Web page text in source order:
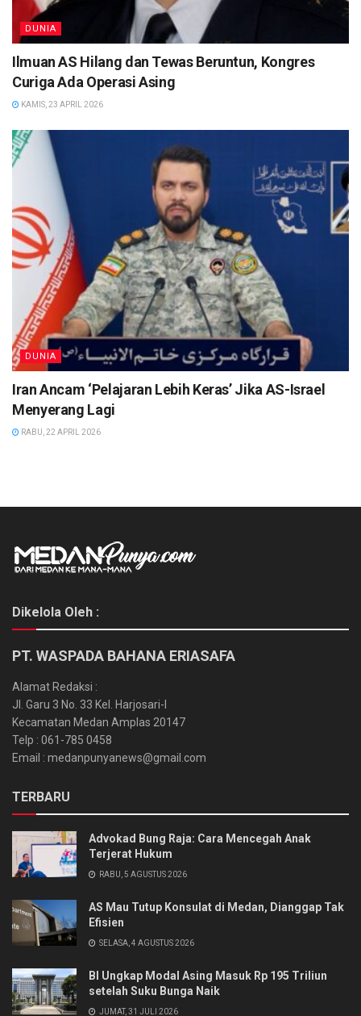
DUNIA
Ilmuan AS Hilang dan Tewas Beruntun, Kongres
Curiga Ada Operasi Asing
KAMIS, 23 APRIL 2026
DUNIA
Iran Ancam ‘Pelajaran Lebih Keras’ Jika AS-Israel
Menyerang Lagi
RABU, 22 APRIL 2026
Dikelola Oleh :
PT. WASPADA BAHANA ERIASAFA
Alamat Redaksi :
Jl. Garu 3 No. 33 Kel. Harjosari-I
Kecamatan Medan Amplas 20147
Telp : 061-785 0458
Email : medanpunyanews@gmail.com
TERBARU
Advokad Bung Raja: Cara Mencegah Anak
Terjerat Hukum
RABU, 5 AGUSTUS 2026
AS Mau Tutup Konsulat di Medan, Dianggap Tak
Efisien
SELASA, 4 AGUSTUS 2026
BI Ungkap Modal Asing Masuk Rp 195 Triliun
setelah Suku Bunga Naik
JUMAT, 31 JULI 2026